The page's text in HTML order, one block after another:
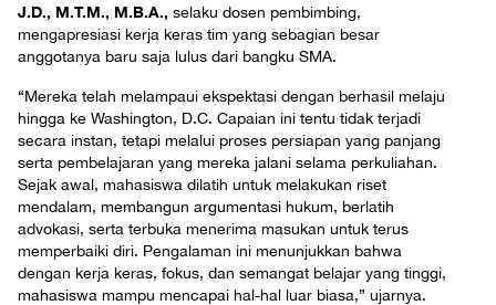
J.D., M.T.M., M.B.A., selaku dosen pembimbing,
mengapresiasi kerja keras tim yang sebagian besar
anggotanya baru saja lulus dari bangku SMA.
“Mereka telah melampaui ekspektasi dengan berhasil melaju
hingga ke Washington, D.C. Capaian ini tentu tidak terjadi
secara instan, tetapi melalui proses persiapan yang panjang
serta pembelajaran yang mereka jalani selama perkuliahan.
Sejak awal, mahasiswa dilatih untuk melakukan riset
mendalam, membangun argumentasi hukum, berlatih
advokasi, serta terbuka menerima masukan untuk terus
memperbaiki diri. Pengalaman ini menunjukkan bahwa
dengan kerja keras, fokus, dan semangat belajar yang tinggi,
mahasiswa mampu mencapai hal-hal luar biasa,” ujarnya.